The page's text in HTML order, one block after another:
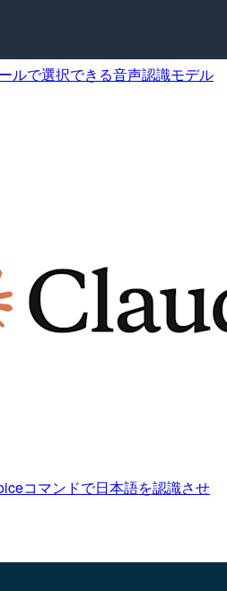
ルで選択できる音声認識モデル
コマンドで日本語を認識させ